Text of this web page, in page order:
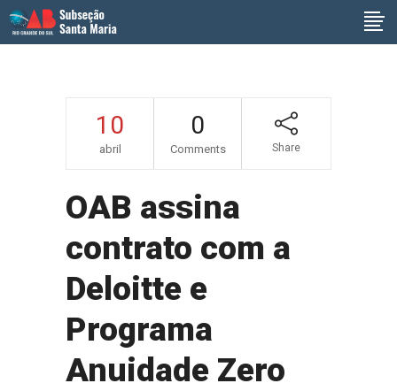
10
abril
0
Comments Share
OAB assina
contrato com a
Deloitte e
Programa
Anuidade Zero